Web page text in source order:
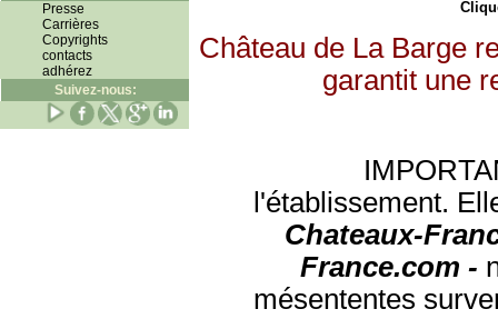
Presse
Carrières
Copyrights
contacts
adhérez
Suivez-nous:
Château de La Barge
garantit une
l'établissement.
Chateaux-
France.com -
mésententes